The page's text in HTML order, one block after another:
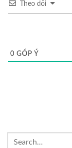
Theo dõi
0 GÓP Ý